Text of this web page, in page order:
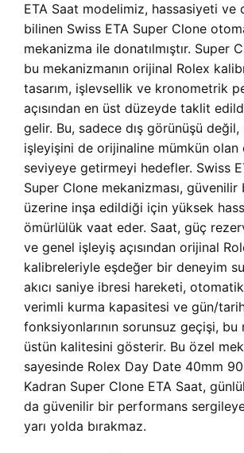
ETA Saat modelimiz, hassasiyeti ve
bilinen Swiss ETA Super Clone
mekanizma ile donatılmıştır. Super
bu mekanizmanın orijinal Rolex
tasarım, işlevsellik ve kronometrik
açısından en üst düzeyde taklit
gelir. Bu, sadece dış görünüşü
işleyişini de orijinaline mümkün olan
seviyeye getirmeyi hedefler. Swiss
Super Clone mekanizması, güvenilir
üzerine inşa edildiği için yüksek
ömürlülük vaat eder. Saat, güç
ve genel işleyiş açısından orijinal
kalibreleriyle eşdeğer bir deneyim
akıcı saniye ibresi hareketi,
verimli kurma kapasitesi ve gün/
fonksiyonlarının sorunsuz geçişi, bu
üstün kalitesini gösterir. Bu özel
sayesinde Rolex Day Date 40mm
Kadran Super Clone ETA Saat,
da güvenilir bir performans
yarı yolda bırakmaz.